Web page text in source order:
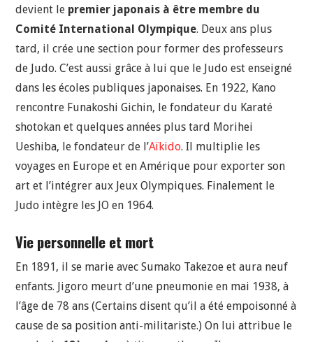
devient le premier japonais à être membre du
Comité International Olympique. Deux ans plus
tard, il crée une section pour former des professeurs
de Judo. C’est aussi grâce à lui que le Judo est enseigné
dans les écoles publiques japonaises. En 1922, Kano
rencontre Funakoshi Gichin, le fondateur du Karaté
shotokan et quelques années plus tard Morihei
Ueshiba, le fondateur de l’Aïkido. Il multiplie les
voyages en Europe et en Amérique pour exporter son
art et l’intégrer aux Jeux Olympiques. Finalement le
Judo intègre les JO en 1964.
Vie personnelle et mort
En 1891, il se marie avec Sumako Takezoe et aura neuf
enfants. Jigoro meurt d’une pneumonie en mai 1938, à
l’âge de 78 ans (Certains disent qu’il a été empoisonné à
cause de sa position anti-militariste.) On lui attribue le